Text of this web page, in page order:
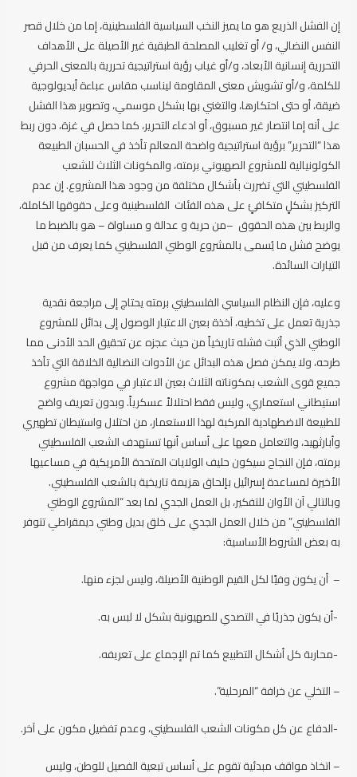
إن الفشل الذريع هو ما يميز النخب السياسية الفلسطينية، إما من خلال قصر
النفس النضالي، و/ أو تغليب المصلحة الطبقية غير الأصيلة على الأهداف
التحررية إنسانية الأبعاد، و/أو غياب رؤية استراتيجية تحررية بالمعنى الحرفي
للكلمة، و/أو تشويش معنى المقاومة ليناسب مقاس عباءة أيديولوجية
ضيقة، أو حتى احتكارها، والتغني بها بشكل موسمي، وتصوير هذا الفشل
على أنه إما انتصار غير مسبوق، أو ادعاء التحرير، كما حصل في غزة، دون ربط
هذا “التحرير” برؤية استراتيجية واضحة المعالم تأخذ في الحسبان الطبيعة
الكولونيالية للمشروع الصهيوني برمته، والمكونات الثلاث للشعب
الفلسطيني التي تضررت بأشكال مختلفة من وجود هذا المشروع. إن عدم
التركيز بشكلٍ متكافئٍ على هذه الفئات الفلسطينية وعلى حقوقها الكاملة،
والربط بين هذه الحقوق –من حرية و عدالة و مساواة – هو بالضبط ما
يوضح فشل ما يُسمى بالمشروع الوطني الفلسطيني كما يعرف من قبل
التيارات السائدة.
وعليه، فإن النظام السياسي الفلسطيني برمته يحتاج إلى مراجعة نقدية
جذرية تعمل على تخطيه، آخذة بعين الاعتبار الوصول إلى بدائل للمشروع
الوطني الذي أثبت فشله تاريخياً من حيث عجزه عن تحقيق الحد الأدنى مما
طرحه، ولا يمكن فصل هذه البدائل عن الأدوات النضالية الخلاقة التي تأخذ
جميع قوى الشعب بمكوناته الثلاث بعين الاعتبار في مواجهة مشروع
استيطاني استعماري، وليس فقط احتلالاً عسكرياً. وبدون تعريف واضح
للطبيعة الاضطهادية المركبة لهذا الاستعمار، من احتلال واستيطان تطهيري
وأبارثهيد، والتعامل معها على أساس أنها تستهدف الشعب الفلسطيني
برمته، فإن النجاح سيكون حليف الولايات المتحدة الأمريكية في مساعيها
الأخيرة لمساعدة إسرائيل بإلحاق هزيمة تاريخية بالشعب الفلسطيني.
وبالتالي آن الأوان للتفكير، بل العمل الجدي لما بعد “المشروع الوطني
الفلسطيني” من خلال العمل الجدي على خلق بديل وطني ديمقراطي تتوفر
به بعض الشروط الأساسية:
– أن يكون وفيًا لكل القيم الوطنية الأصيلة، وليس لجزء منها.
-أن يكون جذريًا في التصدي للصهيونية بشكل لا لبس به.
-محاربة كل أشكال التطبيع كما تم الإجماع على تعريفه.
– التخلي عن خرافة “المرحلية”.
-الدفاع عن كل مكونات الشعب الفلسطيني، وعدم تفضيل مكون على آخر.
– اتخاذ مواقف مبدئية تقوم على أساس تبعية الفصيل للوطن، وليس